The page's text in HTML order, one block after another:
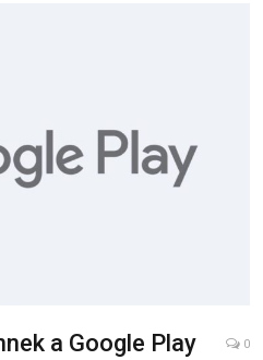
a Google Play
0